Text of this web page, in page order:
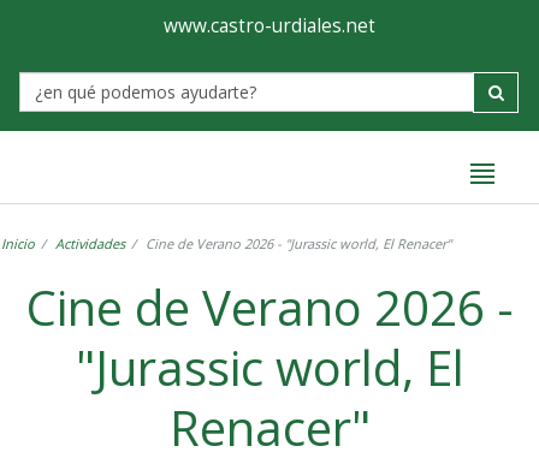
Ayuntamiento
de
Castro-
www.castro-urdiales.net
Label
Inicio Actividades Cine de Verano 2026 - "Jurassic world, El Renacer"
Cine de Verano 2026 -
"Jurassic world, El
Renacer"